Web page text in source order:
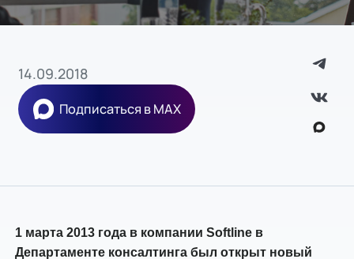
14.09.2018
Подписаться в MAX
1 марта 2013 года в компании Softline в
Департаменте консалтинга был открыт новый